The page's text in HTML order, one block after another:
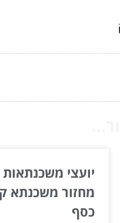
יועצי
מחזור משכנתא
כסף